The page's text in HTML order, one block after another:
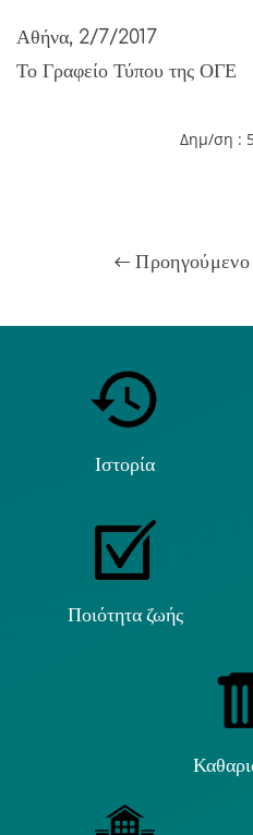
Αθήνα, 2/7/2017
Το Γραφείο Τύπου της ΟΓΕ
Δημ/ση :
Προηγούμενο
Ιστορία
Ποιότητα ζωής